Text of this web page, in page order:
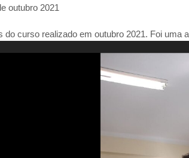
outubro 2021
do curso realizado em outubro 2021. Foi uma